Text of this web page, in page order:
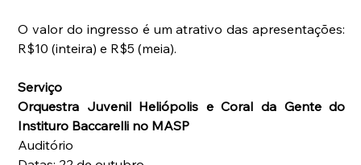
O valor do ingresso é um atrativo das apresentações:
R$10 (inteira) e R$5 (meia).
Serviço
Orquestra Juvenil Heliópolis e Coral da Gente do
Instituro Baccarelli no MASP
Auditório